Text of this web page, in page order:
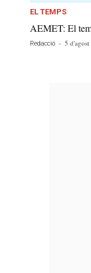
EL TEMPS
AEMET: El
Redacció - 5